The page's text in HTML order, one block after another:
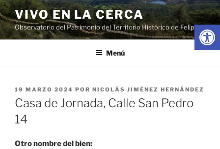
Abrir
Saltar
al
contenido
VIVO EN LA CERCA
Observatorio del Patrimonio del Territorio Histórico de Felipe II
Menú
PUBLICADO
EL
19 MARZO 2024 POR NICOLÁS JIMÉNEZ HERNÁNDEZ
Casa de Jornada, Calle San Pedro
14
Otro nombre del bien: